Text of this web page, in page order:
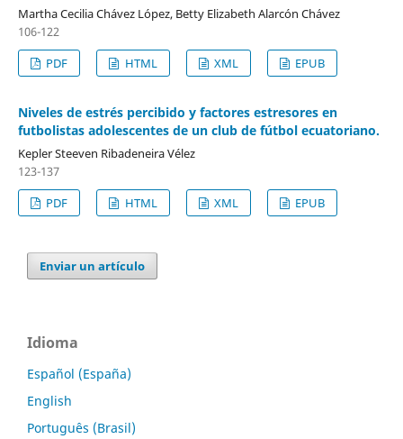
Martha Cecilia Chávez López, Betty Elizabeth Alarcón Chávez
106-122
PDF
HTML XML EPUB
Niveles de estrés percibido y factores estresores en
futbolistas adolescentes de un club de fútbol ecuatoriano.
Kepler Steeven Ribadeneira Vélez
123-137
PDF
HTML XML EPUB
Enviar un artículo
Idioma
Español (España)
English
Português (Brasil)